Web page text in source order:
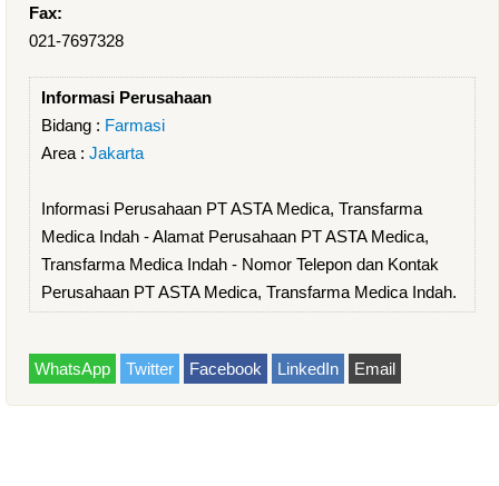
Fax:
021-7697328
Informasi Perusahaan
Bidang : Farmasi
Area : Jakarta
Informasi Perusahaan PT ASTA Medica, Transfarma
Medica Indah - Alamat Perusahaan PT ASTA Medica,
Transfarma Medica Indah - Nomor Telepon dan Kontak
Perusahaan PT ASTA Medica, Transfarma Medica Indah.
WhatsApp Twitter Facebook LinkedIn Email